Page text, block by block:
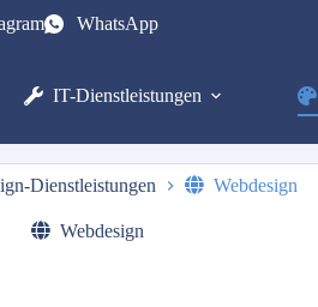
WhatsApp
IT-Dienstleistungen
Dienstleistungen Webdesign
Webdesign